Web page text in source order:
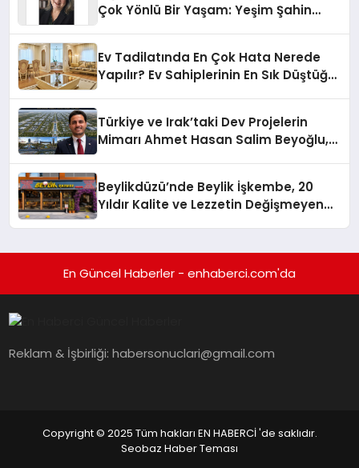
Çok Yönlü Bir Yaşam: Yeşim Şahin
Ev Tadilatında En Çok Hata Nerede
Yapılır? Ev Sahiplerinin En Sık Düştüğü
Türkiye ve Irak’taki Dev Projelerin
Mimarı Ahmet Hasan Salim Beyoğlu,
Hayata Geçirecek
Beylikdüzü’nde Beylik İşkembe, 20
Yıldır Kalite ve Lezzetin Değişmeyen
En Güncel Haberler - enhaberci.com'da
Reklam & İşbirliği:habersonuclari@gmail.com
Copyright © 2025 Tüm hakları EN HABERCİ 'de saklıdır.
Seobaz Haber Teması